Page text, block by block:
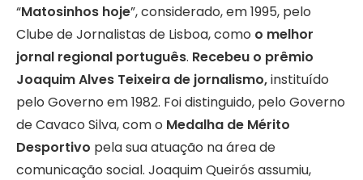
“Matosinhos hoje”, considerado, em 1995, pelo
Clube de Jornalistas de Lisboa, como o melhor
jornal regional português. Recebeu o prêmio
Joaquim Alves Teixeira de jornalismo,instituído
pelo Governo em 1982. Foi distinguido, pelo Governo
de Cavaco Silva, com o Medalha de Mérito
Desportivo pela sua atuação na área de
comunicação social. Joaquim Queirós assumiu,